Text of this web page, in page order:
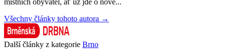
Všechny články tohoto autora →
Další články z kategorie Brno